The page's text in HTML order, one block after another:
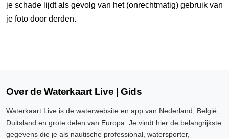
je schade lijdt als gevolg van het (onrechtmatig) gebruik van
je foto door derden.
Over de Waterkaart Live | Gids
Waterkaart Live is de waterwebsite en app van Nederland, België,
Duitsland en grote delen van Europa. Je vindt hier de belangrijkste
gegevens die je als nautische professional, watersporter,